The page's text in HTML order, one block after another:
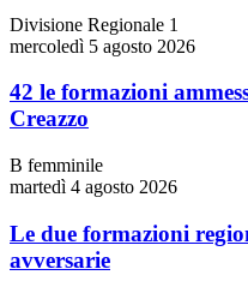
Divisione Regionale 1
mercoledì 5 agosto 2026
42 le formazioni
Creazzo
B femminile
martedì 4 agosto 2026
Le due formazioni
avversarie